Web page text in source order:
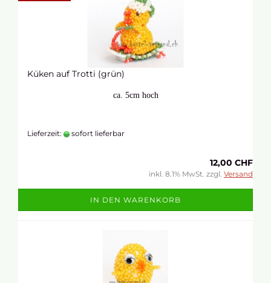
Küken auf Trotti (grün)
ca. 5cm hoch
Lieferzeit: sofort lieferbar
12,00 CHF
inkl. 8.1% MwSt. zzgl. Versand
IN DEN WARENKORB